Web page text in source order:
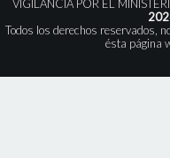
VIGILANCIA POR EL
Todos los derechos reservados,
ésta página